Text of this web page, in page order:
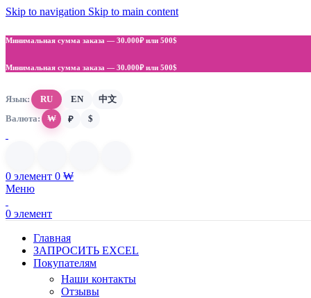
Skip to navigation Skip to main content
Минимальная сумма заказа — 30.000₽ или 500$
Минимальная сумма заказа — 30.000₽ или 500$
Язык: RU EN
中文
Валюта:
₩ ₽ $
0 элемент 0 ₩
Меню
0 элемент
Главная
ЗАПРОСИТЬ EXCEL
Покупателям
Наши контакты
Отзывы